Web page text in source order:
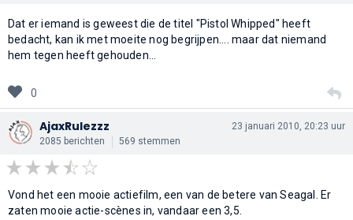
Dat er iemand is geweest die de titel "Pistol Whipped" heeft
bedacht, kan ik met moeite nog begrijpen.... maar dat niemand
hem tegen heeft gehouden...
0
AjaxRulezzz
2085 berichten 569 stemmen
23 januari 2010, 20:23 uur
Vond het een mooie actiefilm, een van de betere van Seagal. Er
zaten mooie actie-scènes in, vandaar een 3,5.